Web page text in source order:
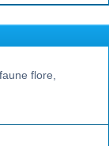
flore,